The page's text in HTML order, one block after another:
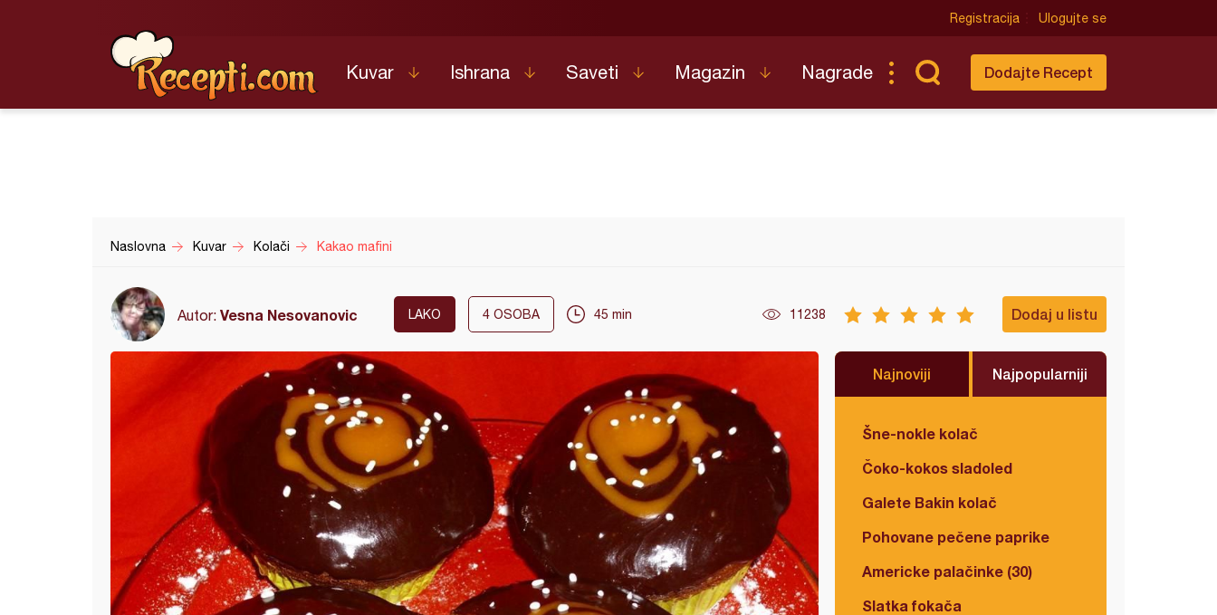
Registracija Ulogujte se
Kuvar Ishrana Saveti Magazin Nagrade Dodajte Recept
Naslovna Kuvar Kolači Kakao mafini
Autor: Vesna Nesovanovic LAKO 4 OSOBA 45 min 11238 Dodaj u listu
Najnoviji Najpopularniji
Šne-nokle kolač
Čoko-kokos sladoled
Galete Bakin kolač
Pohovane pečene paprike
Americke palačinke (30)
Slatka fokača